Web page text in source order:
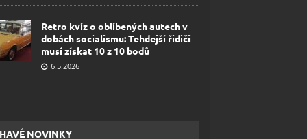
Retro kvíz o oblíbených autech v
dobách socialismu: Tehdejší řidiči
musí získat 10 z 10 bodů
6.5.2026
NOVINKY